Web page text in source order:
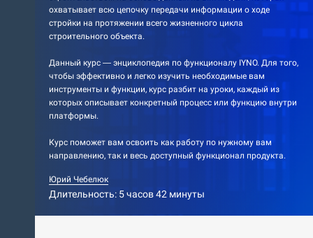
охватывает всю цепочку передачи информации о ходе
стройки на протяжении всего жизненного цикла
строительного объекта.
Данный курс — энциклопедия по функционалу IYNO. Для того,
чтобы эффективно и легко изучить необходимые вам
инструменты и функции, курс разбит на уроки, каждый из
которых описывает конкретный процесс или функцию внутри
платформы.
Курс поможет вам освоить как работу по нужному вам
направлению, так и весь доступный функционал продукта.
Юрий Чебелюк
Длительность: 5 часов 42 минуты